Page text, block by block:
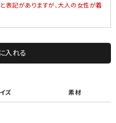
と表記がありますが、大人の女性が着
入れる
ズ 素材